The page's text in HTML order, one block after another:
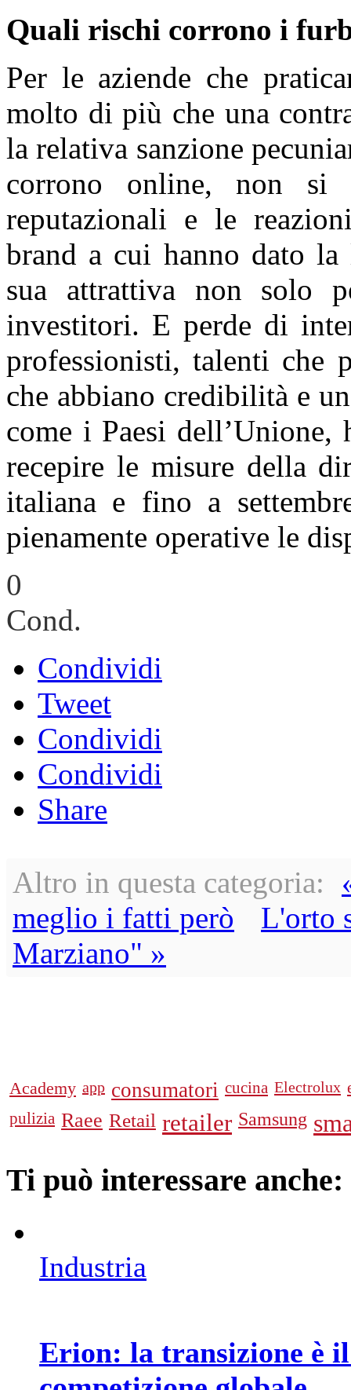
Quali rischi corrono i
Per le aziende che
molto di più che una
la relativa sanzione
corrono online, non si
reputazionali e le
brand a cui hanno dato
sua attrattiva non solo
investitori. E perde di
professionisti, talenti che
che abbiano credibilità e
come i Paesi
recepire le misure della
italiana e fino a
pienamente operative le
0
Cond.
Condividi
Tweet
Condividi
Condividi
Share
Altro in questa categoria:
meglio i fatti però
L'orto
Marziano" »
Academy app consumatori cucina Electrolux
pulizia Raee Retail retailer Samsung
Ti può interessare anche:
Industria
Erion: la transizione è